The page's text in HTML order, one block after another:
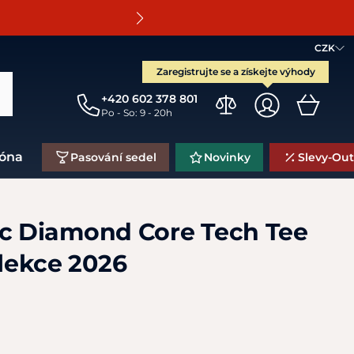
CZK
Zaregistrujte se a získejte výhody
+420 602 378 801
Po - So: 9 - 20h
Pasování sedel Novinky Slevy-
Diamond Core Tech Tee
2026